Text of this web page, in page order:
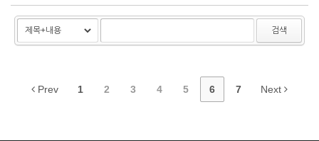
검색
Prev 1 2 3 4 5 6 7 Next